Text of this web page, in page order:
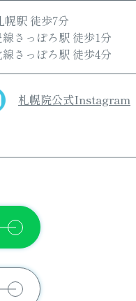
幌駅 徒歩7分
さっぽろ駅 徒歩1分
さっぽろ駅 徒歩4分
札幌院公式Instagram